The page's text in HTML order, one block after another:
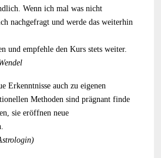
Wenn ich mal was nicht
nachgefragt und werde das weiterhin
und empfehle den Kurs stets weiter.
Erkenntnisse auch zu eigenen
Methoden sind prägnant finde
sie eröffnen neue